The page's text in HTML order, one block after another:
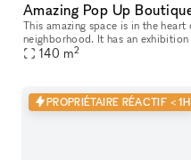
Amazing Pop Up
This amazing space is in the
neighborhood. It has an
with an 8 meters long street side
140 m2
PROPRIÉTAIRE RÉACTIF < 1H